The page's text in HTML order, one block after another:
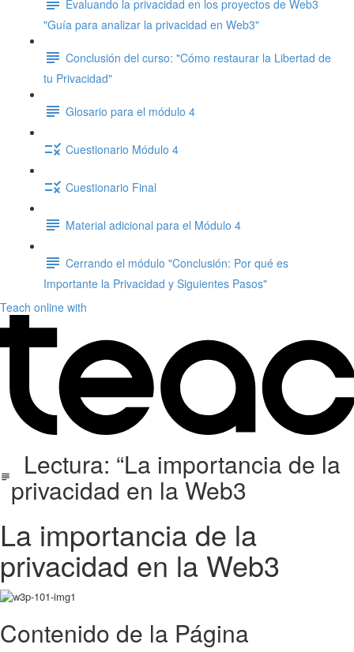
Evaluando la privacidad en los proyectos de Web3
"Guía para analizar la privacidad en Web3"
Conclusión del curso: "Cómo restaurar la Libertad de
tu Privacidad"
Glosario para el módulo 4
Cuestionario Módulo 4
Cuestionario Final
Material adicional para el Módulo 4
Cerrando el módulo "Conclusión: Por qué es
Importante la Privacidad y Siguientes Pasos"
Teach online with
Lectura: “La importancia de la
privacidad en la Web3
La importancia de la
privacidad en la Web3
Contenido de la Página